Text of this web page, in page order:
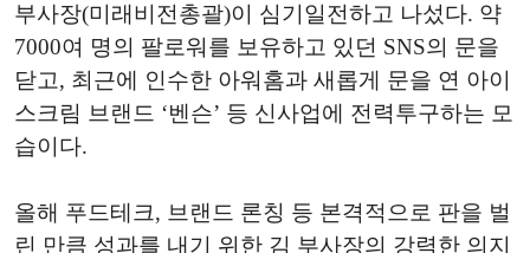
부사장(미래비전총괄)이 심기일전하고 나섰다. 약
7000여 명의 팔로워를 보유하고 있던 SNS의 문을
닫고, 최근에 인수한 아워홈과 새롭게 문을 연 아이
스크림 브랜드 ‘벤슨’ 등 신사업에 전력투구하는 모
습이다.
올해 푸드테크, 브랜드 론칭 등 본격적으로 판을 벌
린 만큼 성과를 내기 위한 김 부사장의 강력한 의지